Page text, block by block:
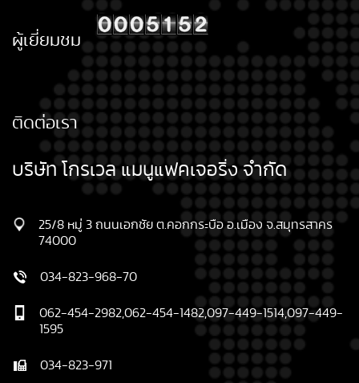
ผู้เยี่ยมชม
ติดต่อเรา
บริษัท โกรเวล แมนูแฟคเจอริ่ง จำกัด
25/8 หมู่ 3 ถนนเอกชัย ต.คอกกระบือ อ.เมือง จ.สมุทรสาคร
74000
034-823-968-70
062-454-2982,062-454-1482,097-449-1514,097-449-
1595
034-823-971